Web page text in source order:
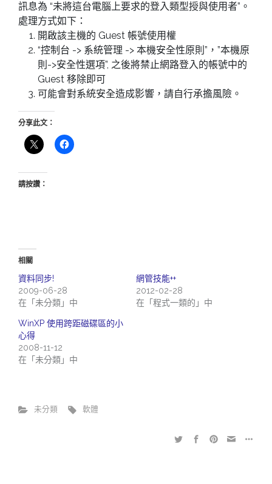
訊息為 “未將這台電腦上要求的登入類型授與使用者”。
處理方式如下：
開啟該主機的 Guest 帳號使用權
“控制台 -> 系統管理 -> 本機安全性原則”，”本機原
則->安全性選項”, 之後將禁止網路登入的帳號中的
Guest 移除即可
可能會對系統安全造成影響，請自行承擔風險。
分享此文：
請按讚：
相關
資料同步!
2009-06-28
在「未分類」中
網管技能++
2012-02-28
在「程式一類的」中
WinXP 使用跨距磁碟區的小
心得
2008-11-12
在「未分類」中
未分類 軟體